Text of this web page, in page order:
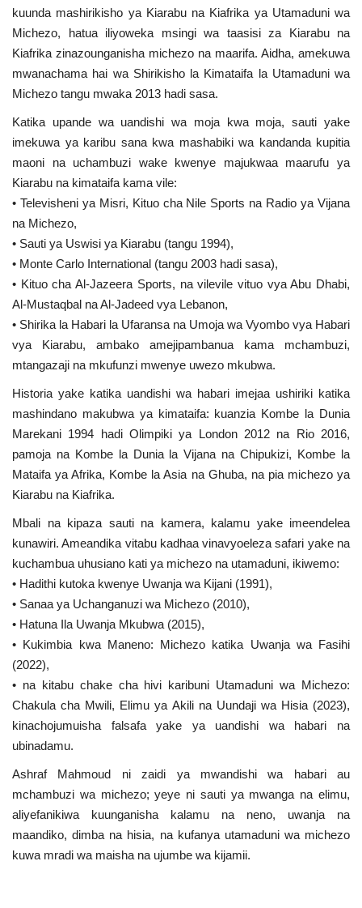
kuunda mashirikisho ya Kiarabu na Kiafrika ya Utamaduni wa
Michezo, hatua iliyoweka msingi wa taasisi za Kiarabu na
Kiafrika zinazounganisha michezo na maarifa. Aidha, amekuwa
mwanachama hai wa Shirikisho la Kimataifa la Utamaduni wa
Michezo tangu mwaka 2013 hadi sasa.
Katika upande wa uandishi wa moja kwa moja, sauti yake
imekuwa ya karibu sana kwa mashabiki wa kandanda kupitia
maoni na uchambuzi wake kwenye majukwaa maarufu ya
Kiarabu na kimataifa kama vile:
• Televisheni ya Misri, Kituo cha Nile Sports na Radio ya Vijana
na Michezo,
• Sauti ya Uswisi ya Kiarabu (tangu 1994),
• Monte Carlo International (tangu 2003 hadi sasa),
• Kituo cha Al-Jazeera Sports, na vilevile vituo vya Abu Dhabi,
Al-Mustaqbal na Al-Jadeed vya Lebanon,
• Shirika la Habari la Ufaransa na Umoja wa Vyombo vya Habari
vya Kiarabu, ambako amejipambanua kama mchambuzi,
mtangazaji na mkufunzi mwenye uwezo mkubwa.
Historia yake katika uandishi wa habari imejaa ushiriki katika
mashindano makubwa ya kimataifa: kuanzia Kombe la Dunia
Marekani 1994 hadi Olimpiki ya London 2012 na Rio 2016,
pamoja na Kombe la Dunia la Vijana na Chipukizi, Kombe la
Mataifa ya Afrika, Kombe la Asia na Ghuba, na pia michezo ya
Kiarabu na Kiafrika.
Mbali na kipaza sauti na kamera, kalamu yake imeendelea
kunawiri. Ameandika vitabu kadhaa vinavyoeleza safari yake na
kuchambua uhusiano kati ya michezo na utamaduni, ikiwemo:
• Hadithi kutoka kwenye Uwanja wa Kijani (1991),
• Sanaa ya Uchanganuzi wa Michezo (2010),
• Hatuna Ila Uwanja Mkubwa (2015),
• Kukimbia kwa Maneno: Michezo katika Uwanja wa Fasihi
(2022),
• na kitabu chake cha hivi karibuni Utamaduni wa Michezo:
Chakula cha Mwili, Elimu ya Akili na Uundaji wa Hisia (2023),
kinachojumuisha falsafa yake ya uandishi wa habari na
ubinadamu.
Ashraf Mahmoud ni zaidi ya mwandishi wa habari au
mchambuzi wa michezo; yeye ni sauti ya mwanga na elimu,
aliyefanikiwa kuunganisha kalamu na neno, uwanja na
maandiko, dimba na hisia, na kufanya utamaduni wa michezo
kuwa mradi wa maisha na ujumbe wa kijamii.